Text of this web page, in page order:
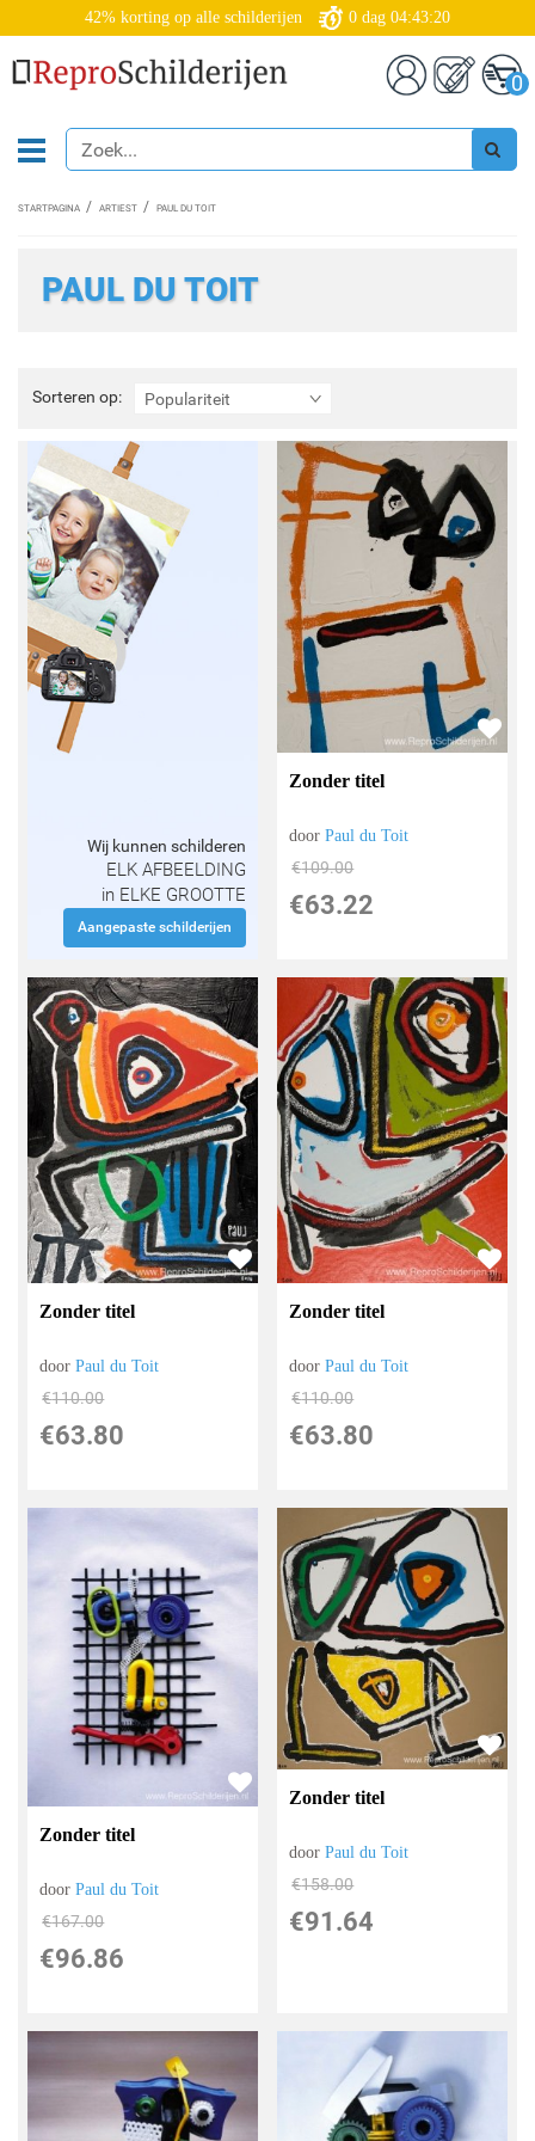
42% korting op alle schilderijen 0 dag 04:43:19
0
STARTPAGINA ARTIEST PAUL DU TOIT
PAUL DU TOIT
Sorteren op: Populariteit
Sorteren
op:
Wij kunnen schilderen
ELK AFBEELDING
in ELKE GROOTTE
Aangepaste schilderijen
Zonder titel
doorPaul du Toit
€109.00
€63.22
Zonder titel
doorPaul du Toit
€110.00
€63.80
Zonder titel
doorPaul du Toit
€110.00
€63.80
Zonder titel
doorPaul du Toit
€167.00
€96.86
Zonder titel
doorPaul du Toit
€158.00
€91.64